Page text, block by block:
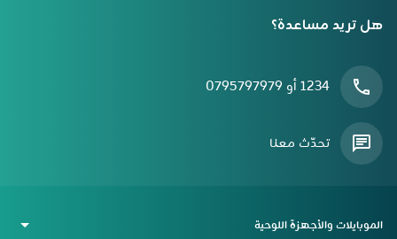
هل تريد مساعدة؟
1234 أو 0795797979
تحدّث معنا
الموبايلات والأجهزة اللوحية